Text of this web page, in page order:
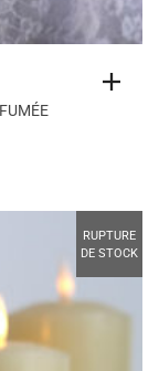
RUPTURE
DE STOCK